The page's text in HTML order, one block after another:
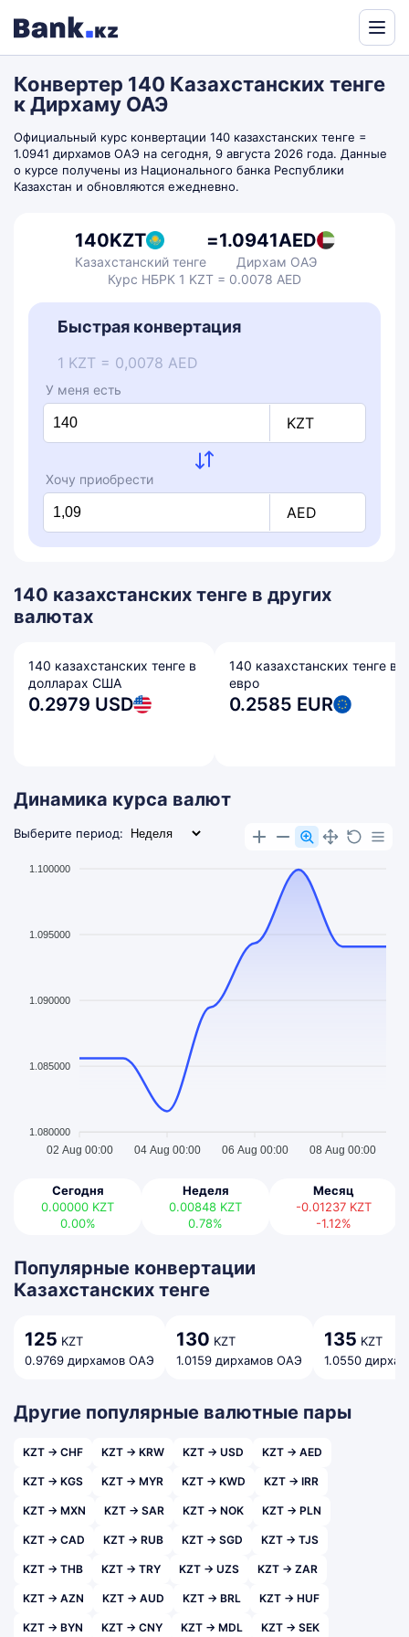
by
Translate
Конвертер 140 Казахстанских тенге
к Дирхаму ОАЭ
Официальный курс конвертации 140 казахстанских тенге =
1.0941 дирхамов ОАЭ на сегодня, 9 августа 2026 года. Данные
о курсе получены из Национального банка Республики
Казахстан и обновляются ежедневно.
140KZT
Казахстанский тенге
=1.0941AED
Дирхам ОАЭ
Курс НБРК 1 KZT = 0.0078 AED
Быстрая конвертация
1 KZT = 0,0078 AED
У меня есть
KZT
Хочу приобрести
AED
140 казахстанских тенге в других
валютах
140 казахстанских тенге в
долларах США
0.2979 USD
140 казахстанских тенге в
евро
0.2585 EUR
Динамика курса валют
Выберите период:
1.100000
1.095000
1.090000
1.085000
1.080000
02 Aug 00:00 04 Aug 00:00 06 Aug 00:00 08 Aug 00:00
Сегодня
0.00000 KZT
0.00%
Неделя
0.00848 KZT
0.78%
Месяц
-0.01237 KZT
-1.12%
Популярные конвертации
Казахстанских тенге
125 KZT
0.9769 дирхамов ОАЭ
130 KZT
1.0159 дирхамов ОАЭ
135 KZT
1.0550
Другие популярные валютные пары
KZT → CHF KZT → KRW KZT → USD KZT → AED
KZT → KGS KZT → MYR KZT → KWD KZT → IRR
KZT → MXN KZT → SAR KZT → NOK KZT → PLN
KZT → CAD KZT → RUB KZT → SGD KZT → TJS
KZT → THB KZT → TRY KZT → UZS KZT → ZAR
KZT → AZN KZT → AUD KZT → BRL KZT → HUF
KZT → BYN KZT → CNY KZT → MDL KZT → SEK